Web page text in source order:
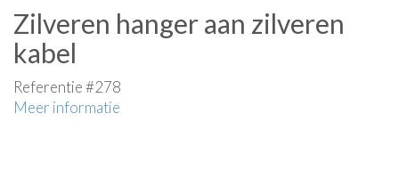
Zilveren hanger aan zilveren
kabel
Referentie #278
Meer informatie